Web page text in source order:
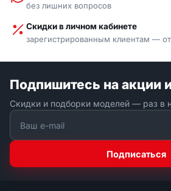
без лишних вопросов
Скидки в личном кабинете
зарегистрированным клиентам —
Подпишитесь на акции
Скидки и подборки моделей — раз в
Подписаться